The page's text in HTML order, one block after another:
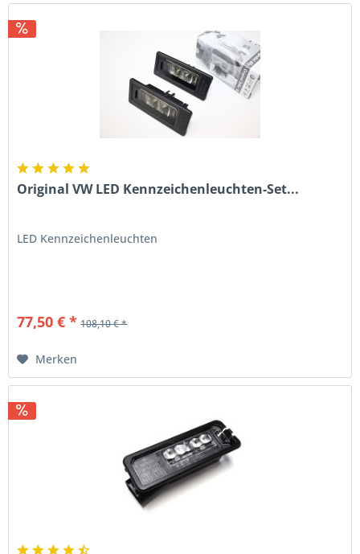
Original VW LED Kennzeichenleuchten-Set...
LED Kennzeichenleuchten
77,50 € * 108,10 € *
Merken